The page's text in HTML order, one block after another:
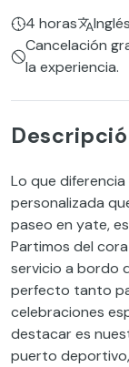
4 horas
Cancelación
la experiencia.
Lo que
personalizada
paseo en yate,
Partimos del
servicio a bordo
perfecto tanto
celebraciones
destacar es
puerto